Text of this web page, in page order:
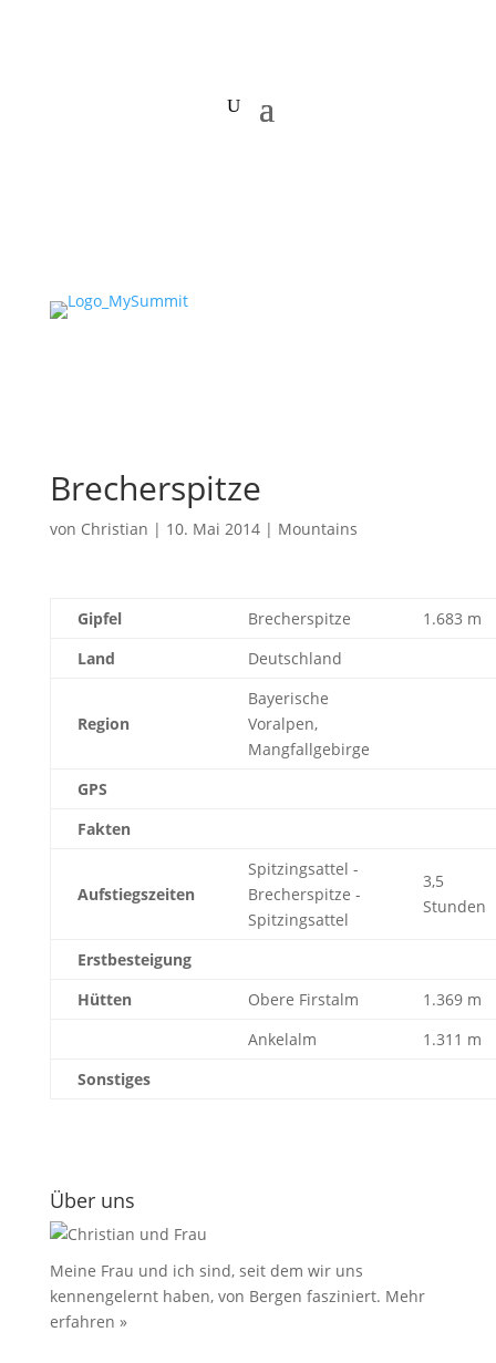
Brecherspitze
von Christian | 10. Mai 2014| Mountains
Gipfel Brecherspitze
1.683 m
Land
Deutschland
Region
Bayerische
Voralpen,
Mangfallgebirge
GPS
Fakten
Aufstiegszeiten
Spitzingsattel -
Brecherspitze -
Spitzingsattel
3,5
Stunden
Erstbesteigung
Hütten
Obere Firstalm
1.369 m
Ankelalm
1.311 m
Sonstiges
Über uns
Meine Frau und ich sind, seit dem wir uns
kennengelernt haben, von Bergen fasziniert. Mehr
erfahren »